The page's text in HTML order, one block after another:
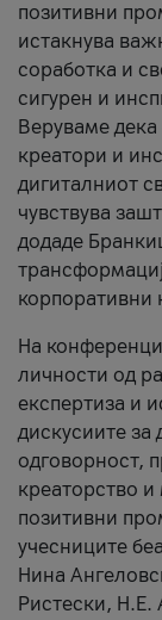
позитивни
истакнува
соработка и
сигурен и
Веруваме
креатори и
дигиталниот
чувствува
додаде
корпоративни
На
личности од
експертиза и
дискусиите за
одговорност,
креаторство
позитивни
учесниците
Нина
Ристески,